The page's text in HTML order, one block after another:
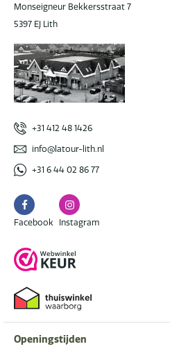
Monseigneur Bekkersstraat 7
5397 EJ Lith
+31 412 48 1426
info@latour-lith.nl
+31 6 44 02 86 77
Facebook
Facebook
Instagram
Instagram
Openingstijden